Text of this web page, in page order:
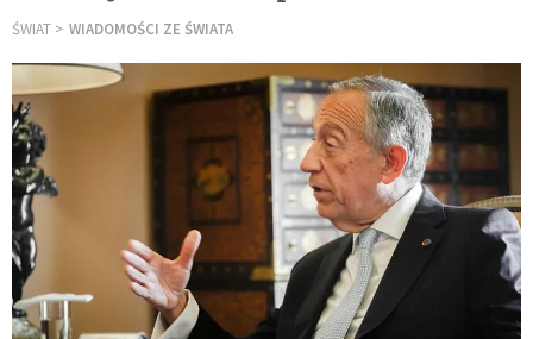
ŚWIAT WIADOMOŚCI ZE ŚWIATA